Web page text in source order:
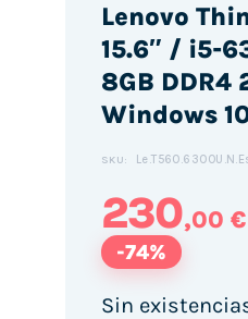
Lenovo
15.6″ / i5-
8GB DDR4
Windows
SKU:
230,00 €
-74%
Sin